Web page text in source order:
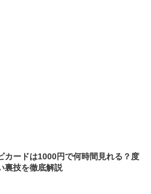
カードは1000円で何時間見れる？度
裏技を徹底解説